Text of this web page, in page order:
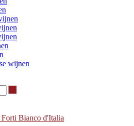
wijnen
Forti Bianco d'Italia